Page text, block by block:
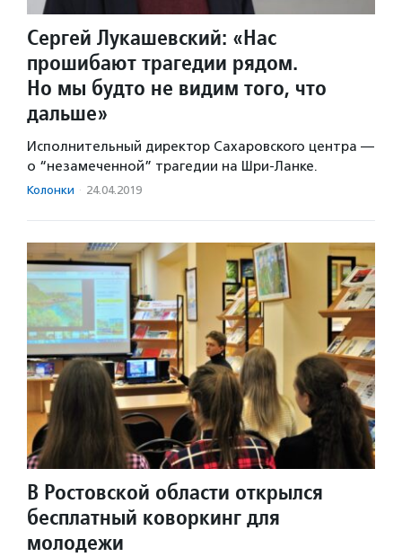
Сергей Лукашевский: «Нас
прошибают трагедии рядом.
Но мы будто не видим того, что
дальше»
Исполнительный директор Сахаровского центра —
о “незамеченной” трагедии на Шри-Ланке.
Колонки · 24.04.2019
В Ростовской области открылся
бесплатный коворкинг для
молодежи